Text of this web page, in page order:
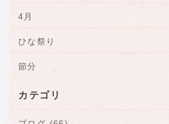
4月
ひな祭り
節分
カテゴリ